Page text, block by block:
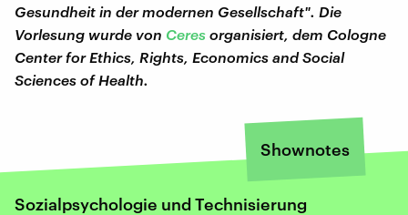
Gesundheit in der modernen Gesellschaft". Die
Vorlesung wurde von Ceres organisiert, dem Cologne
Center for Ethics, Rights, Economics and Social
Sciences of Health.
Shownotes
Sozialpsychologie und Technisierung